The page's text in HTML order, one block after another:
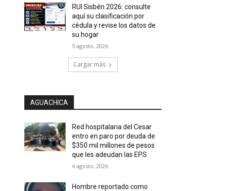
RUI Sisbén 2026: consulte
aquí su clasificación por
cédula y revise los datos de
su hogar
5 agosto, 2026
Cargar más
AGUACHICA
Red hospitalaria del Cesar
entro en paro por deuda de
$350 mil millones de pesos
que les adeudan las EPS
4 agosto, 2026
Hombre reportado como